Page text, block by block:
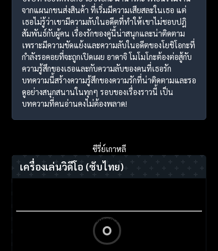
จากแผนกขนส่งสินค้า ที่เริ่มมีความเสียสละในเธอ แต่
เธอไม่รู้ว่าเขามีความลับในอดีตที่ทำให้เขาไม่ชอบปฎิ
สัมพันธ์กับผู้คน เรื่องรักของคู่นี้น่าสนุกและน่าติดตาม
เพราะมีความขัดแย้งและความลับในอดีตของโยชิโอกะที่
กำลังรอคอยที่จะถูกเปิดเผย อาดาจิ โมโมโกะต้องต่อสู้กับ
ความรู้สึกของเธอและกับความลับของคนที่เธอรัก
บทความนี้สร้างความรู้สึกของความรักที่น่าติดตามและรอ
ดูอย่างสนุกสนานในทุกๆ รอบของเรื่องราวนี้ เป็น
บทความที่คนอ่านคงไม่ต้องพลาด!
ซีรี่ย์เกาหลี
เครื่องเล่นวิดีโอ (ซับไทย)